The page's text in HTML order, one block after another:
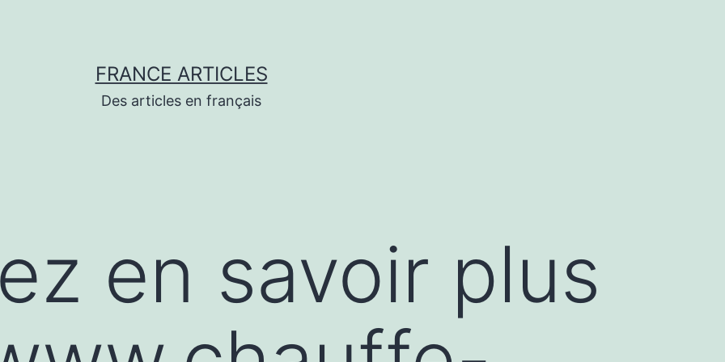
FRANCE ARTICLES
Des articles en français
en savoir plus